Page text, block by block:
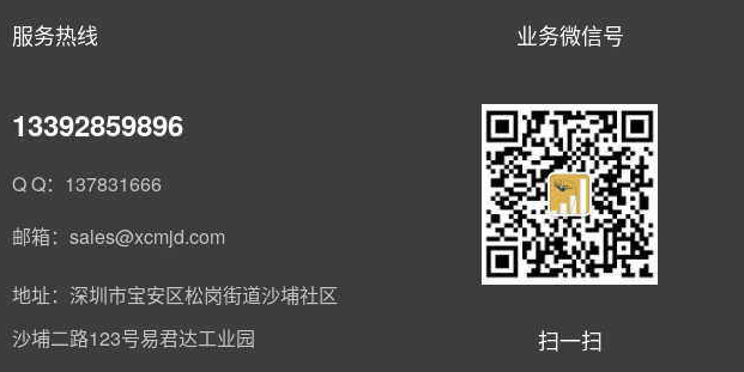
服务热线
13392859896
Q Q：137831666
邮箱：sales@xcmjd.com
地址：深圳市宝安区松岗街道沙埔社区
沙埔二路123号易君达工业园
业务微信号
扫一扫